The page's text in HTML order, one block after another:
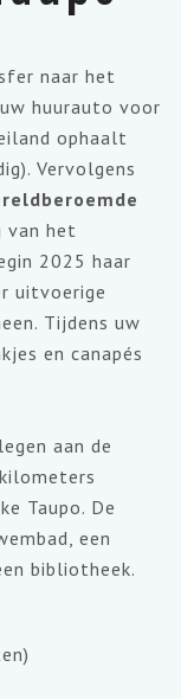
naar het
huurauto voor
ophaalt
Vervolgens
van het
2025 haar
uitvoerige
Tijdens uw
en canapés
aan de
Taupo. De
een
bibliotheek.